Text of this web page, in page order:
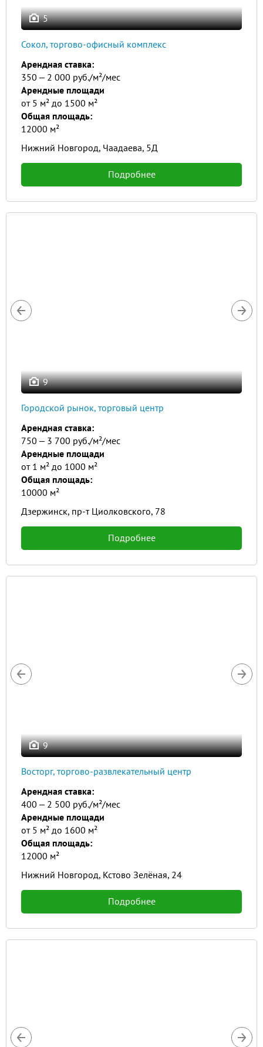
5
Сокол, торгово-офисный комплекс
Арендная ставка:
350 ‒ 2 000 руб./м²/мес
Арендные площади
от 5 м² до 1500 м²
Общая площадь:
12000 м²
Нижний Новгород, Чаадаева, 5Д
Подробнее
9
Городской рынок, торговый центр
Арендная ставка:
750 ‒ 3 700 руб./м²/мес
Арендные площади
от 1 м² до 1000 м²
Общая площадь:
10000 м²
Дзержинск, пр-т Циолковского, 78
Подробнее
9
Восторг, торгово-развлекательный центр
Арендная ставка:
400 ‒ 2 500 руб./м²/мес
Арендные площади
от 5 м² до 1600 м²
Общая площадь:
12000 м²
Нижний Новгород, Кстово Зелёная, 24
Подробнее